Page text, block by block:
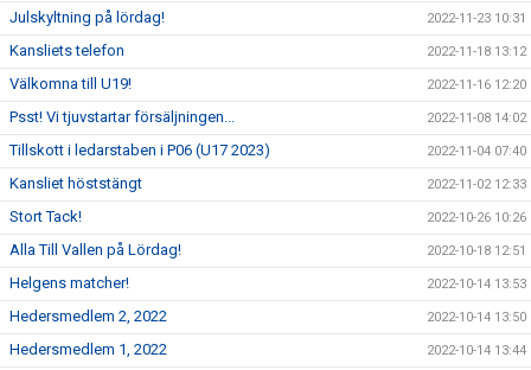
Julskyltning på lördag! 2022-11-23 10:31
Kansliets telefon 2022-11-18 13:12
Välkomna till U19! 2022-11-16 12:20
Psst! Vi tjuvstartar försäljningen... 2022-11-08 14:02
Tillskott i ledarstaben i P06 (U17 2023) 2022-11-04 07:40
Kansliet höststängt 2022-11-02 12:33
Stort Tack! 2022-10-26 10:26
Alla Till Vallen på Lördag! 2022-10-18 12:51
Helgens matcher! 2022-10-14 13:53
Hedersmedlem 2, 2022 2022-10-14 13:50
Hedersmedlem 1, 2022 2022-10-14 13:44